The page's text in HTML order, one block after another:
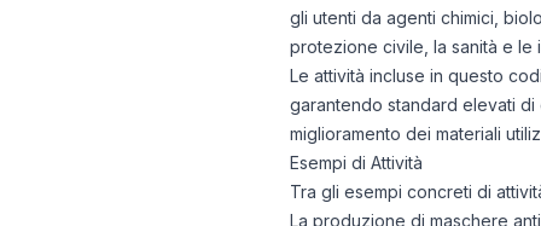
gli utenti da agenti chimici,
protezione civile, la sanità e le
Le attività incluse in questo
garantendo standard elevati
miglioramento dei materiali
Esempi di Attività
Tra gli esempi concreti di
La produzione di maschere